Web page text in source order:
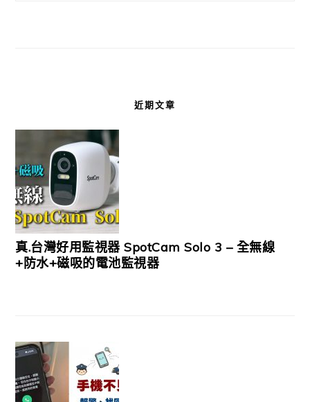
近期文章
真.台灣好用監視器 SpotCam Solo 3 – 全無線
+防水+磁吸的電池監視器